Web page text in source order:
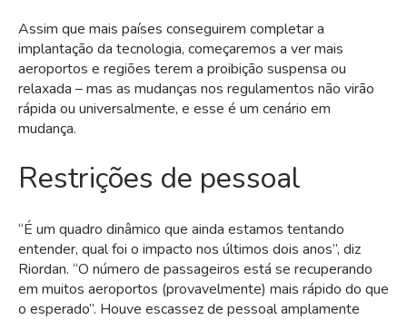
Assim que mais países conseguirem completar a
implantação da tecnologia, começaremos a ver mais
aeroportos e regiões terem a proibição suspensa ou
relaxada – mas as mudanças nos regulamentos não virão
rápida ou universalmente, e esse é um cenário em
mudança.
Restrições de pessoal
“É um quadro dinâmico que ainda estamos tentando
entender, qual foi o impacto nos últimos dois anos”, diz
Riordan. “O número de passageiros está se recuperando
em muitos aeroportos (provavelmente) mais rápido do que
o esperado”. Houve escassez de pessoal amplamente